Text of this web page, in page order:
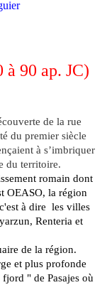
à 90 ap. JC)
de la rue
du premier siècle
à s’imbriquer
du territoire.
romain dont
OEASO, la région
à dire les villes
Renteria et
de la région.
et plus profonde
" de Pasajes où